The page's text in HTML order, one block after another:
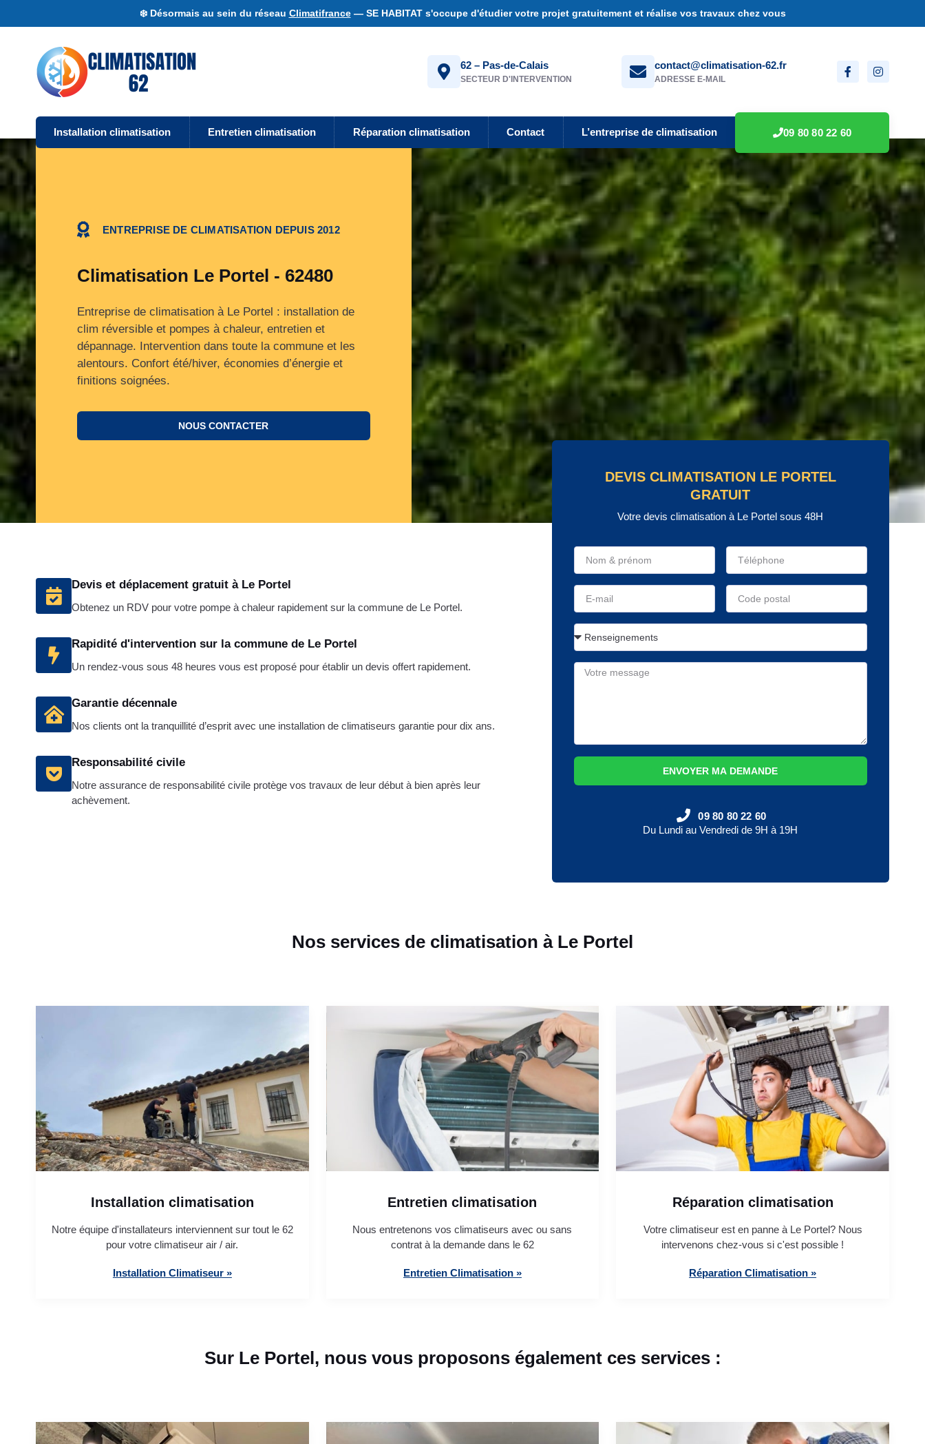
❄️ Désormais au sein du réseau Climatifrance— SE HABITAT s'occupe d'étudier votre projet gratuitement et réalise vos travaux chez vous
62 – Pas-de-Calais
SECTEUR D'INTERVENTION
contact@climatisation-62.fr
ADRESSE E-MAIL
Installation climatisation Entretien climatisation Réparation climatisation Contact L’entreprise de climatisation 09 80 80 22 60
ENTREPRISE DE CLIMATISATION DEPUIS 2012
Climatisation Le Portel - 62480
Entreprise de climatisation à Le Portel : installation de
clim réversible et pompes à chaleur, entretien et
dépannage. Intervention dans toute la commune et les
alentours. Confort été/hiver, économies d’énergie et
finitions soignées.
NOUS CONTACTER
Devis et déplacement gratuit à Le Portel
Obtenez un RDV pour votre pompe à chaleur rapidement sur la commune de Le Portel.
Rapidité d'intervention sur la commune de Le Portel
Un rendez-vous sous 48 heures vous est proposé pour établir un devis offert rapidement.
Garantie décennale
Nos clients ont la tranquillité d’esprit avec une installation de climatiseurs garantie pour dix ans.
Responsabilité civile
Notre assurance de responsabilité civile protège vos travaux de leur début à bien après leur
achèvement.
DEVIS CLIMATISATION LE PORTEL
GRATUIT
Votre devis climatisation à Le Portel sous 48H
ENVOYER MA DEMANDE
09 80 80 22 60
Du Lundi au Vendredi de 9H à 19H
Nos services de climatisation à Le Portel
Installation climatisation
Notre équipe d'installateurs interviennent sur tout le 62
pour votre climatiseur air / air.
Installation Climatiseur »
Entretien climatisation
Nous entretenons vos climatiseurs avec ou sans
contrat à la demande dans le 62
Entretien Climatisation »
Réparation climatisation
Votre climatiseur est en panne à Le Portel? Nous
intervenons chez-vous si c'est possible !
Réparation Climatisation »
Sur Le Portel, nous vous proposons également ces services :